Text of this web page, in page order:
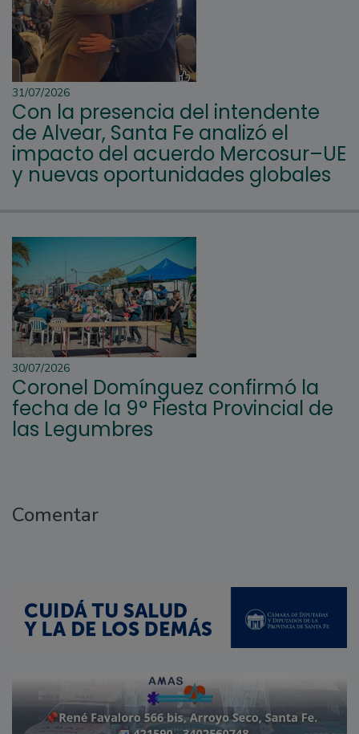
31/07/2026
Con la presencia del intendente
de Alvear, Santa Fe analizó el
impacto del acuerdo Mercosur–UE
y nuevas oportunidades globales
30/07/2026
Coronel Domínguez confirmó la
fecha de la 9° Fiesta Provincial de
las Legumbres
Comentar